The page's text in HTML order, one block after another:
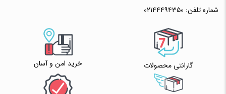
شماره تلفن: ۰۲۱۴۴۴۹۴۳۵۰
گارانتی محصولات خرید امن و آسان